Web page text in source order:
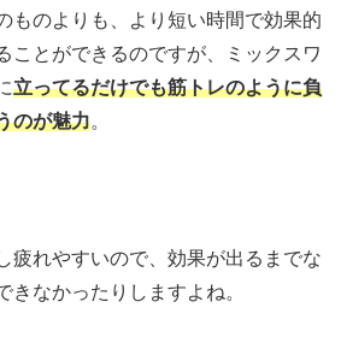
ものよりも、より短い時間で効果的
ことができるのですが、ミックスワ
立ってるだけでも筋トレのように負
のが魅力。
疲れやすいので、効果が出るまでな
きなかったりしますよね。